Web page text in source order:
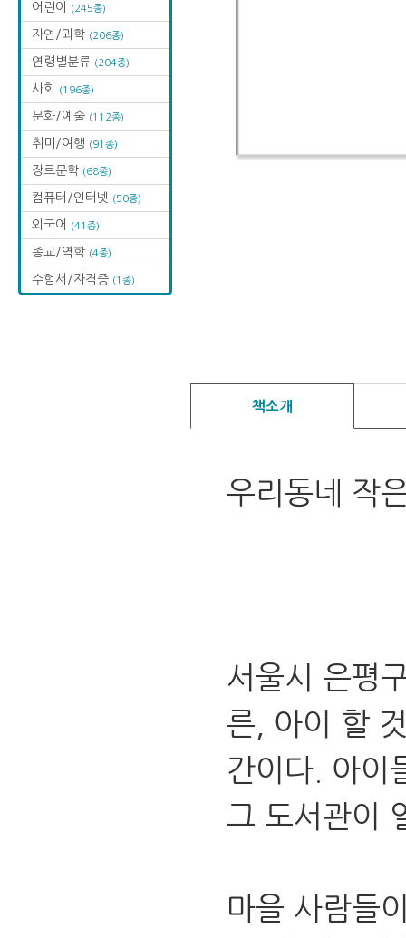
어린이 (245종)
자연/과학 (206종)
연령별분류 (204종)
사회 (196종)
문화/예술 (112종)
취미/여행 (91종)
장르문학 (68종)
컴퓨터/인터넷 (50종)
외국어 (41종)
종교/역학 (4종)
수험서/자격증 (1종)
책소개
우리동네 작
서울시 은평
른, 아이 할
간이다. 아이
그 도서관이
마을 사람들